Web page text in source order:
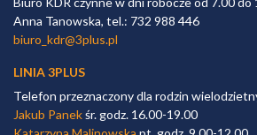
Anna Tanowska, tel.: 732 988 446
biuro_kdr@3plus.pl
LINIA 3PLUS
Telefon przeznaczony dla rodzin
Jakub Panekśr. godz. 16.00-19.00